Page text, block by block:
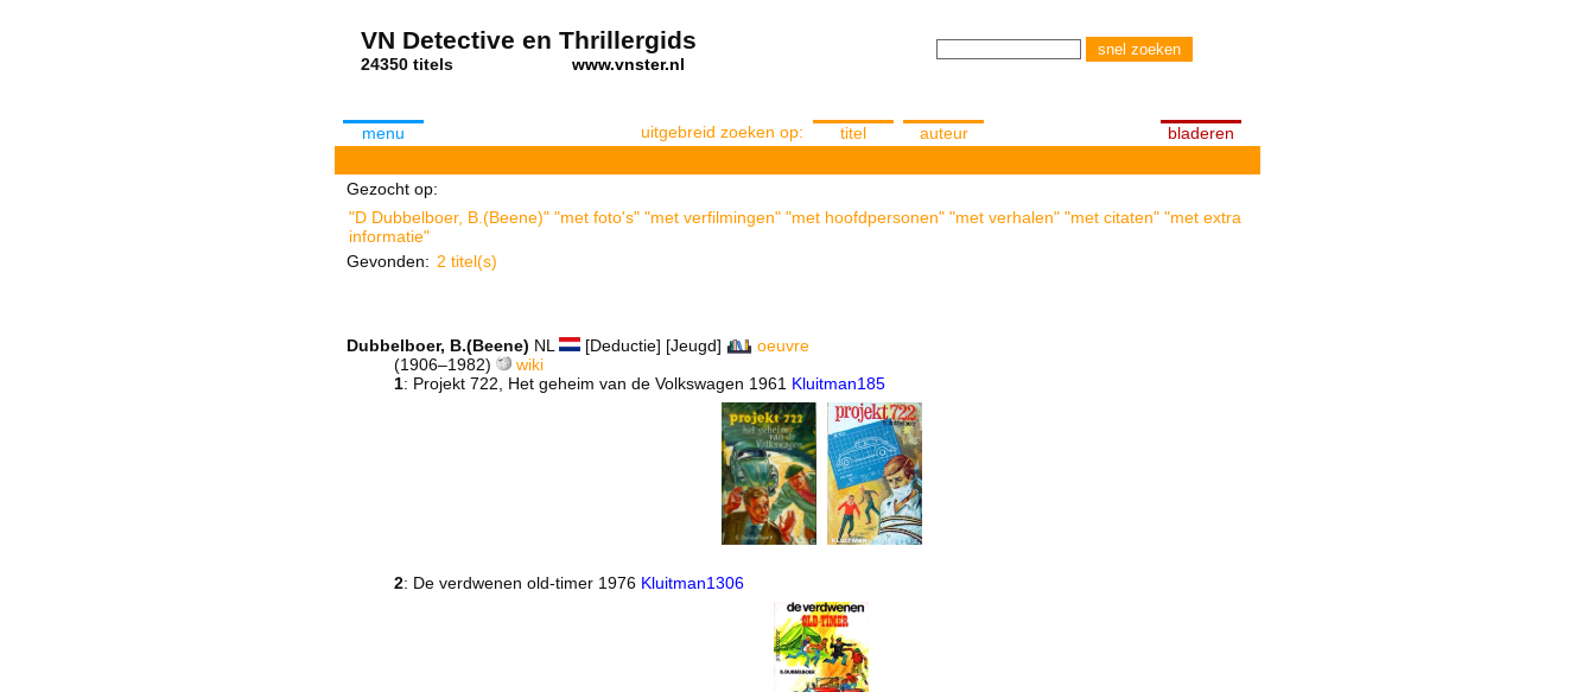
VN Detective en Thrillergids
24350 titels www.vnster.nl
menu uitgebreid zoeken op: titel auteur bladeren
Gezocht op:
"D Dubbelboer, B.(Beene)" "met foto's" "met verfilmingen" "met hoofdpersonen" "met verhalen" "met citaten" "met extra
informatie"
Gevonden: 2 titel(s)
Dubbelboer, B.(Beene) NL [Deductie] [Jeugd]
oeuvre
(1906–1982)
wiki
1: Projekt 722, Het geheim van de Volkswagen 1961 Kluitman185
2: De verdwenen old-timer 1976 Kluitman1306